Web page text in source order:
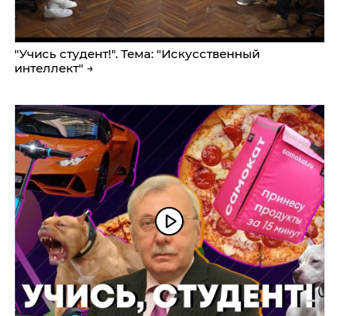
"Учись студент!". Тема: "Искусственный
интеллект" →